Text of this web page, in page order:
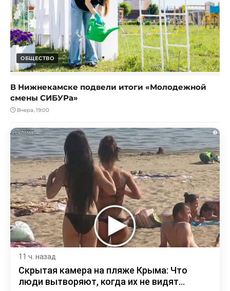
ОБЩЕСТВО
В Нижнекамске подвели итоги «Молодежной
смены СИБУРа»
Вчера, 19:00
i
11 ч. назад
Скрытая камера на пляже Крыма: Что
люди вытворяют, когда их не видят...